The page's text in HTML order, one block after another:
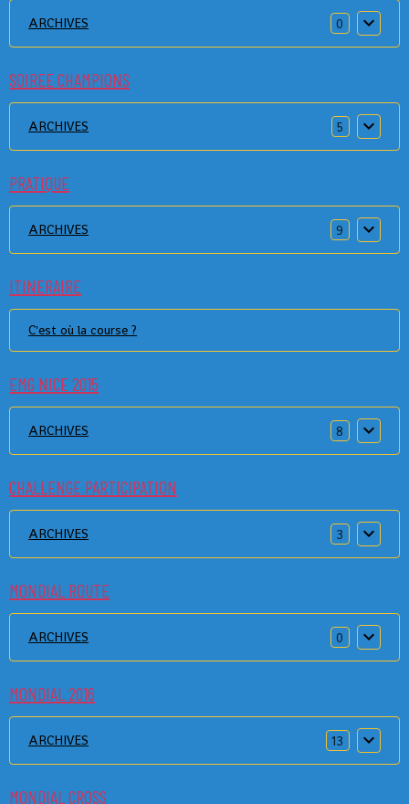
ARCHIVES 0
SOIREE CHAMPIONS
ARCHIVES 5
PRATIQUE
ARCHIVES 9
ITINERAIRE
C'est où la course ?
EMG NICE 2015
ARCHIVES 8
CHALLENGE PARTICIPATION
ARCHIVES 3
MONDIAL ROUTE
ARCHIVES 0
MONDIAL 2016
ARCHIVES 13
MONDIAL CROSS